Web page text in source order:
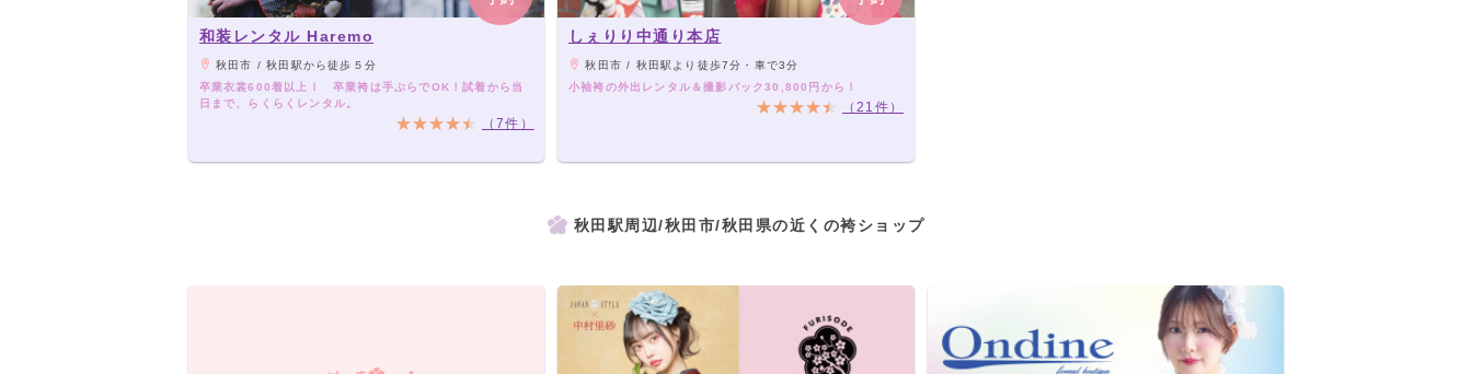
和装レンタル Haremo
秋田市 / 秋田駅から徒歩５分
卒業衣裳600着以上！ 卒業袴は手ぶらでOK！試着から当
日まで、らくらくレンタル。
（7件）
しぇりり中通り本店
秋田市 / 秋田駅より徒歩7分・車で3分
小袖袴の外出レンタル＆撮影パック30,800円から！
（21件）
秋田駅周辺/秋田市/秋田県の近くの袴ショップ